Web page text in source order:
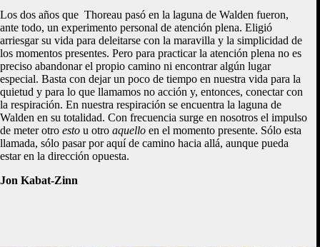
Los dos años que Thoreau pasó en la laguna de Walden fueron,
ante todo, un experimento personal de atención plena. Eligió
arriesgar su vida para deleitarse con la maravilla y la simplicidad de
los momentos presentes. Pero para practicar la atención plena no es
preciso abandonar el propio camino ni encontrar algún lugar
especial. Basta con dejar un poco de tiempo en nuestra vida para la
quietud y para lo que llamamos no acción y, entonces, conectar con
la respiración. En nuestra respiración se encuentra la laguna de
Walden en su totalidad. Con frecuencia surge en nosotros el impulso
de meter otro esto u otro aquello en el momento presente. Sólo esta
llamada, sólo pasar por aquí de camino hacia allá, aunque pueda
estar en la dirección opuesta.
Jon Kabat-Zinn